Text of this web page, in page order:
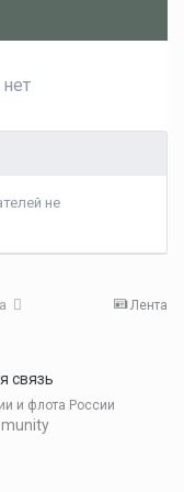
не
Лента
связь
и флота России